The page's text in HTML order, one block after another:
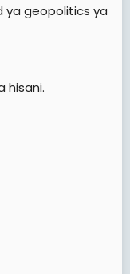
ya geopolitics ya
hisani.